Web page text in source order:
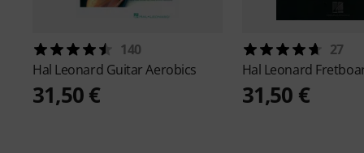
140
Hal Leonard Guitar Aerobics
31,50 €
27
Hal Leonard
31,50 €